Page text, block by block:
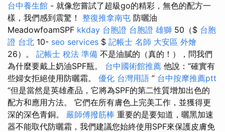
台中養生館 - 就像您嘗試了超級go的精彩，無色的配方一
樣，我們感到震驚！ 整復推拿南屯 防曬油
MeadowfoamSPF kkday 台胞證 台胞證 雄獅 50（$ 台胞
證 台北 10- seo services $ 記帳士 名師 大安區 外燴
26）。 記帳士 稅法 準備 不是油膩的（真的！），問我們
為什麼要戴上奶油SPF瓶。 台中國術館推薦 他說：“確實有
些婦女拒絕使用防曬霜。 優化 台灣用語 ” 台中按摩推薦ptt
“但是當然是英雄產品，它將為SPF的第二性質增加出色的
配方和應用方法。 它們在所有膚色上完美工作，並獲得更
深的深色青銅。 嚴師傅撥筋棒 重要的是要知道，曬黑加速
器不能取代防曬霜，我們建議您始終使用SPF來保護皮膚免